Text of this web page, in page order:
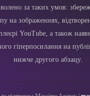
за таких умов:
на зображеннях,
YouTube, а також
гіперпосилання на
нижче другого абзацу.